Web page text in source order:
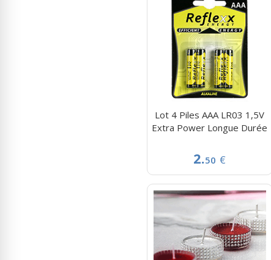
Lot 4 Piles AAA LR03 1,5V
Extra Power Longue Durée
2.50 €